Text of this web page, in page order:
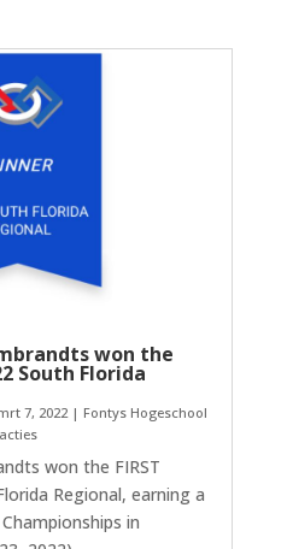
won the
South Florida
7, 2022| Fontys Hogeschool
won the FIRST
Regional, earning a
in